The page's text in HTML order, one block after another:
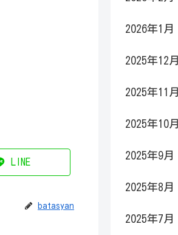
LINE
batasyan
2026年1月
2025年12月
2025年11月
2025年10月
2025年9月
2025年8月
2025年7月